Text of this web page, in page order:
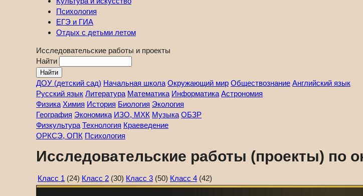
Психология
ЕГЭ и ГИА
Отдых с детьми летом
Исследовательские работы и проекты
Найти
ДОУ (детский сад) Начальная школа Окружающий мир Обществознание Английский язык
Русский язык Литература Математика Информатика Астрономия
Физика Химия История Биология Экология
География Экономика ИЗО, МХК Музыка ОБЗР
Физкультура Технология Краеведение
ОРКСЭ, ОПК Психология
Исследовательские работы (проекты) по
Класс 1 (24) Класс 2 (30) Класс 3 (50) Класс 4 (42)